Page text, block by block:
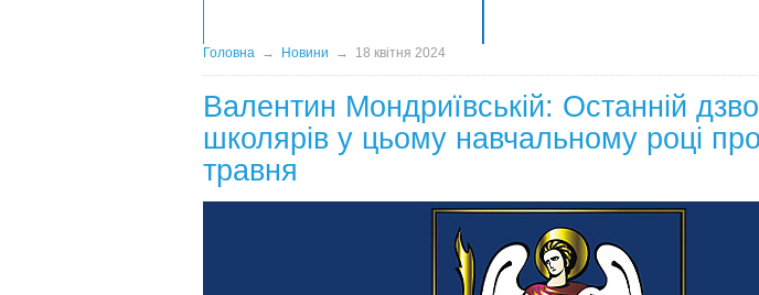
Головна→ Новини → 18 квітня 2024
Валентин Мондриївській: Останній
школярів у цьому навчальному році
травня